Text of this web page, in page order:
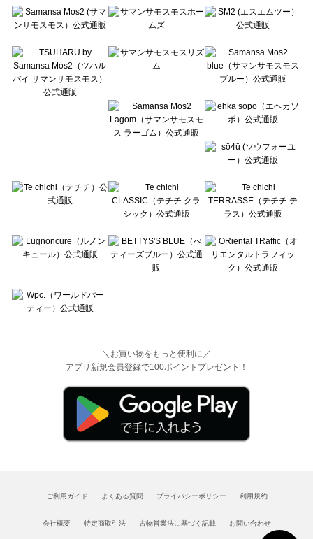
Te chichi（テチチ）の一覧
Te chichi CLASSIC（テチチ クラシック）の一覧
Lugnoncure（ルノンキュール）の一覧
BETTY'S BLUE（べティーズブルー）の一覧
Wpc.（ワールドパーティー）の一覧
＼お買い物をもっと便利に／
アプリ新規会員登録で100ポイントプレゼント！
ご利用ガイド よくある質問 プライバシーポリシー 利用規約
会社概要 特定商取引法 古物営業法に基づく記載 お問い合わせ